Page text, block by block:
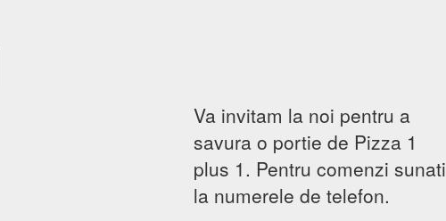
Va invitam la noi pentru a
savura o portie de Pizza 1
plus 1. Pentru comenzi sunati
la numerele de telefon.